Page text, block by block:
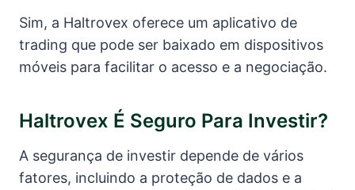
Sim, a Haltrovex oferece um aplicativo de
trading que pode ser baixado em dispositivos
móveis para facilitar o acesso e a negociação.
Haltrovex É Seguro Para Investir?
A segurança de investir depende de vários
fatores, incluindo a proteção de dados e a